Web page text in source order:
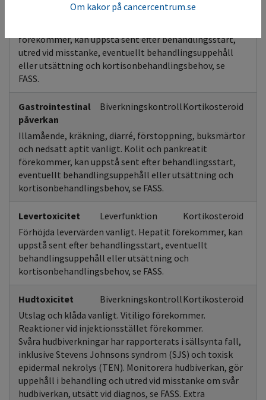
Andnöd och hosta vanligt. Övre luftvägsinfektion och
förekommer, kan uppstå sent efter behandlingsstart,
utred vid misstanke, eventuellt behandlingsuppehåll
eller utsättning och kortisonbehandlingsbehov, se
FASS.
Gastrointestinal
påverkan
BiverkningskontrollKortikosteroid
Illamående, kräkning, diarré, förstoppning, buksmärtor
och nedsatt aptit vanligt. Kolit och pankreatit
förekommer, kan uppstå sent efter behandlingsstart,
eventuellt behandlingsuppehåll eller utsättning och
kortisonbehandlingsbehov, se FASS.
Levertoxicitet Leverfunktion
Kortikosteroid
Förhöjda levervärden vanligt. Hepatit förekommer, kan
uppstå sent efter behandlingsstart, eventuellt
behandlingsuppehåll eller utsättning och
kortisonbehandlingsbehov, se FASS.
Hudtoxicitet BiverkningskontrollKortikosteroid
Utslag och klåda vanligt. Vitiligo förekommer.
Reaktioner vid injektionsstället förekommer.
Svåra hudbiverkningar har rapporterats i sällsynta fall,
inklusive Stevens Johnsons syndrom (SJS) och toxisk
epidermal nekrolys (TEN). Monitorera hudbiverkan, gör
uppehåll i behandling och utred vid misstanke om svår
hudbiverkan, utsätt vid diagnos, se FASS. Extra
Om kakor på cancercentrum.se